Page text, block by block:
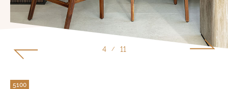
4 / 11
5100